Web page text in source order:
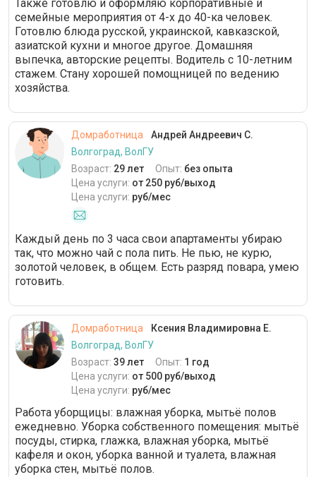
Также готовлю и оформляю корпоративные и
семейные мероприятия от 4-х до 40-ка человек.
Готовлю блюда русской, украинской, кавказской,
азиатской кухни и многое другое. Домашняя
выпечка, авторские рецепты. Водитель с 10-летним
стажем. Стану хорошей помощницей по ведению
хозяйства.
Домработница
Андрей Андреевич С.
Волгоград, ВолГУ
Возраст: 29 лет Опыт: без опыта
Цена услуги: от 250 руб/выход
Цена услуги: руб/мес
Каждый день по 3 часа свои апартаменты убираю
так, что можно чай с пола пить. Не пью, не курю,
золотой человек, в общем. Есть разряд повара, умею
готовить.
Домработница
Ксения Владимировна Е.
Волгоград, ВолГУ
Возраст: 39 лет Опыт: 1 год
Цена услуги: от 500 руб/выход
Цена услуги: руб/мес
Работа уборщицы: влажная уборка, мытьё полов
ежедневно. Уборка собственного помещения: мытьё
посуды, стирка, глажка, влажная уборка, мытьё
кафеля и окон, уборка ванной и туалета, влажная
уборка стен, мытьё полов.